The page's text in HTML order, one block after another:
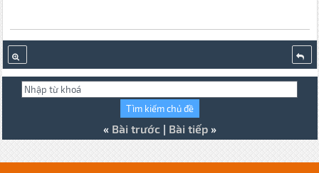
« Bài trước| Bài tiếp»